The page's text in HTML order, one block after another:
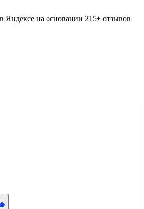
Яндексе на основании 215+ отзывов